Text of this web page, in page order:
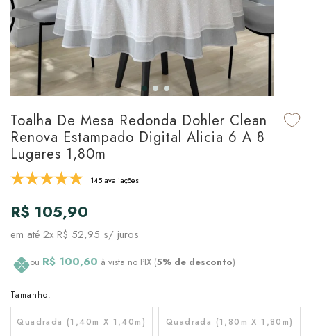
em Marcas
em Tapetes
de Colchão & Travesseiro
& Sobre-Lençol Avulso
& Manta para Cama
Cama
Edredom & Duvet
em Cama
Prato & Copa
de Cozinha
em Mesa & Cozinha
em Banho
Toalha De Mesa Redonda Dohler Clean
Renova Estampado Digital Alicia 6 A 8
Lugares 1,80m
145 avaliações
R$ 105,90
em até 2x R$ 52,95 s/ juros
ou R$ 100,60 à vista no PIX (5% de desconto)
Tamanho:
Quadrada (1,40m X 1,40m) Quadrada (1,80m X 1,80m)